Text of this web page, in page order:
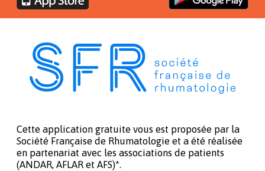
Cette application gratuite vous est proposée par la
Société Française de Rhumatologie et a été réalisée
en partenariat avec les associations de patients
(ANDAR, AFLAR et AFS)*.